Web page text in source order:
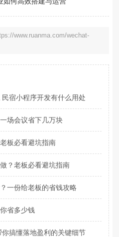
www.ruanma.com/wechat-
宿小程序开发有什么用处
场会议省下几万块
板必看避坑指南
？老板必看避坑指南
一份给老板的省钱攻略
省多少钱
搞懂落地盈利的关键细节